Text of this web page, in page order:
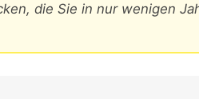
die Sie in nur wenigen